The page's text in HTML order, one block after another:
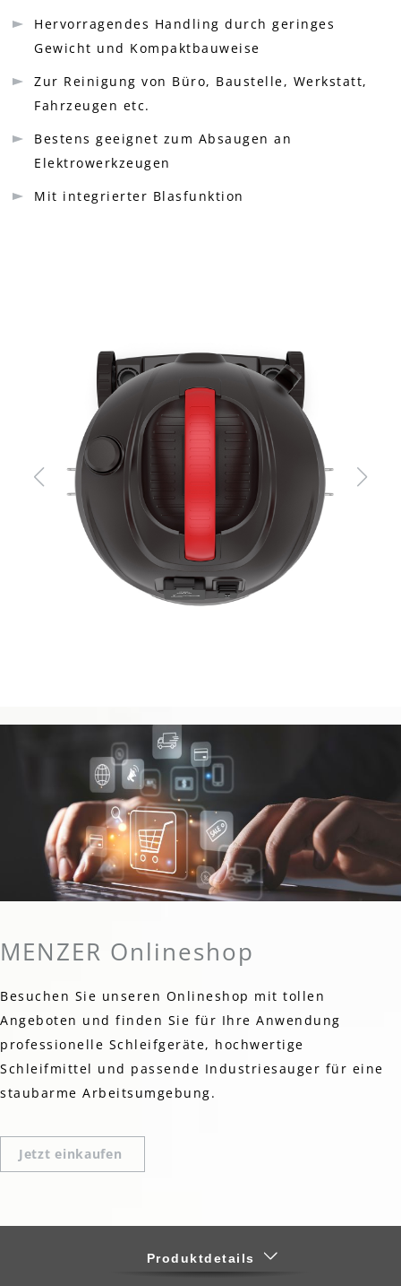
Hervorragendes Handling durch geringes
Gewicht und Kompaktbauweise
Zur Reinigung von Büro, Baustelle, Werkstatt,
Fahrzeugen etc.
Bestens geeignet zum Absaugen an
Elektrowerkzeugen
Mit integrierter Blasfunktion
MENZER Onlineshop
Besuchen Sie unseren Onlineshop mit tollen
Angeboten und finden Sie für Ihre Anwendung
professionelle Schleifgeräte, hochwertige
Schleifmittel und passende Industriesauger für eine
staubarme Arbeitsumgebung.
Jetzt einkaufen
Produktdetails